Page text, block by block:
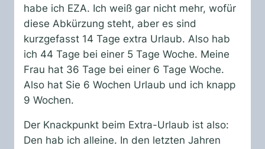
habe ich EZA. Ich weiß gar nicht mehr, wofür
diese Abkürzung steht, aber es sind
kurzgefasst 14 Tage extra Urlaub. Also hab
ich 44 Tage bei einer 5 Tage Woche. Meine
Frau hat 36 Tage bei einer 6 Tage Woche.
Also hat Sie 6 Wochen Urlaub und ich knapp
9 Wochen.
Der Knackpunkt beim Extra-Urlaub ist also:
Den hab ich alleine. In den letzten Jahren